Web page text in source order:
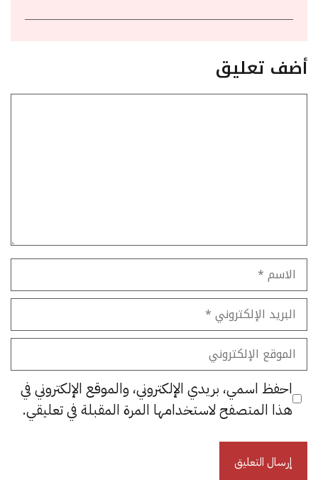
أضف تعليق
الاسم
البريد
الإلكتروني
الموقع
الإلكتروني
احفظ اسمي، بريدي الإلكتروني، والموقع الإلكتروني في
هذا المتصفح لاستخدامها المرة المقبلة في تعليقي.